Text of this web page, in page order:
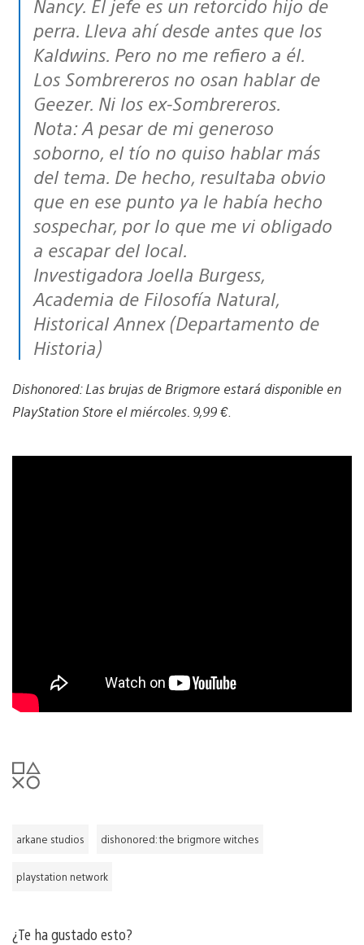
Nancy. El jefe es un retorcido hijo de
perra. Lleva ahí desde antes que los
Kaldwins. Pero no me refiero a él.
Los Sombrereros no osan hablar de
Geezer. Ni los ex-Sombrereros.
Nota: A pesar de mi generoso
soborno, el tío no quiso hablar más
del tema. De hecho, resultaba obvio
que en ese punto ya le había hecho
sospechar, por lo que me vi obligado
a escapar del local.
Investigadora Joella Burgess,
Academia de Filosofía Natural,
Historical Annex (Departamento de
Historia)
Dishonored: Las brujas de Brigmore estará disponible en
PlayStation Store el miércoles. 9,99 €.
arkane studios dishonored: the brigmore witches
playstation network
¿Te ha gustado esto?